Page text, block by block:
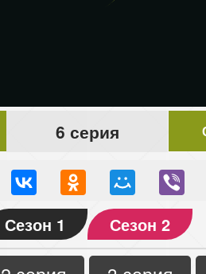
6 серия
Сезон 1 Сезон 2